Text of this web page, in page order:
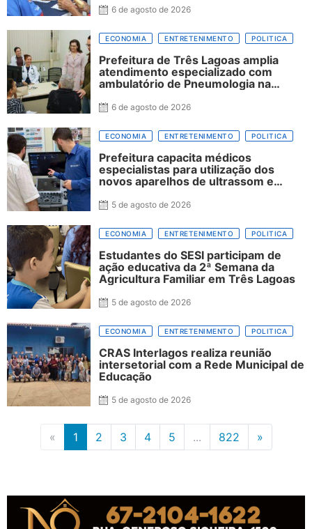
6 de agosto de 2026
ECONOMIA ENTRETENIMENTO POLITICA
Prefeitura de Três Lagoas amplia
atendimento especializado com
ambulatório de Pneumologia na
6 de agosto de 2026
ECONOMIA ENTRETENIMENTO POLITICA
Prefeitura capacita médicos
especialistas para utilização dos
novos aparelhos de ultrassom e
rede municipal
5 de agosto de 2026
ECONOMIA ENTRETENIMENTO POLITICA
Estudantes do SESI participam de
ação educativa da 2ª Semana da
Agricultura Familiar em Três Lagoas
5 de agosto de 2026
ECONOMIA ENTRETENIMENTO POLITICA
CRAS Interlagos realiza reunião
intersetorial com a Rede Municipal de
Educação
5 de agosto de 2026
« 1 2 3 4 5 ... 822 »